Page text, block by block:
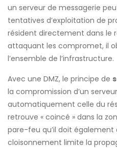
un serveur de messagerie
tentatives d’exploitation de
résident directement dans le
attaquant les compromet, il
l’ensemble de l’infrastructure.
Avec une DMZ, le principe de
la compromission d’un
automatiquement celle du
retrouve « coincé » dans la
pare-feu qu’il doit également
cloisonnement limite la